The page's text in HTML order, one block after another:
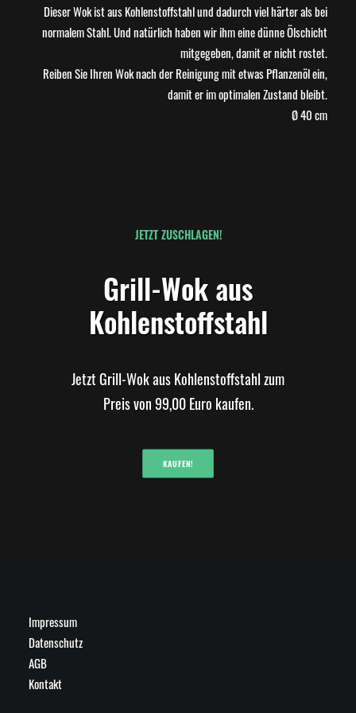
Dieser Wok ist aus Kohlenstoffstahl und dadurch viel härter als bei
normalem Stahl. Und natürlich haben wir ihm eine dünne Ölschicht
mitgegeben, damit er nicht rostet.
Reiben Sie Ihren Wok nach der Reinigung mit etwas Pflanzenöl ein,
damit er im optimalen Zustand bleibt.
Ø 40 cm
JETZT ZUSCHLAGEN!
Grill-Wok aus
Kohlenstoffstahl
Jetzt Grill-Wok aus Kohlenstoffstahl zum
Preis von 99,00 Euro kaufen.
KAUFEN!
Impressum
Datenschutz
AGB
Kontakt